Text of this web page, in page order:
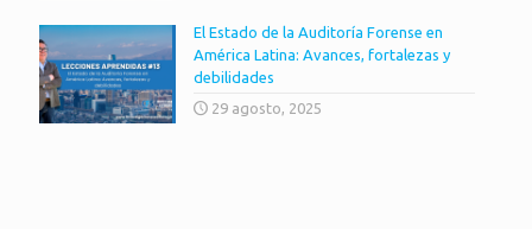
El Estado de la Auditoría Forense en
América Latina: Avances, fortalezas y
debilidades
29 agosto, 2025